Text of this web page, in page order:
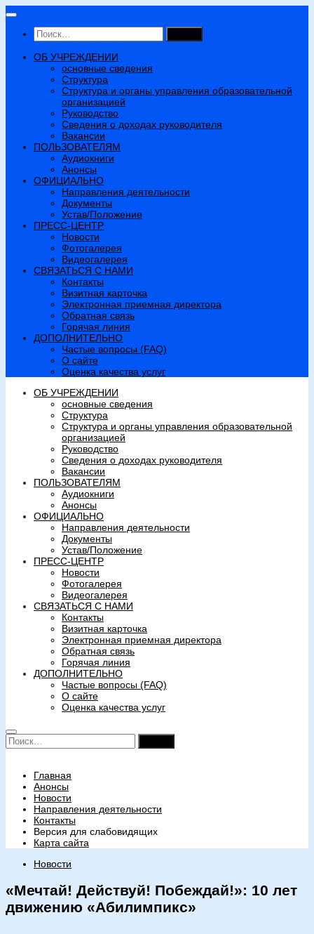
Перейти
содержимому
Найти:
ОБ УЧРЕЖДЕНИИ
основные сведения
Структура
Структура и органы управления образовательной
организацией
Руководство
Сведения о доходах руководителя
Вакансии
ПОЛЬЗОВАТЕЛЯМ
Аудиокниги
Анонсы
ОФИЦИАЛЬНО
Направления деятельности
Документы
Устав/Положение
ПРЕСС-ЦЕНТР
Новости
Фотогалерея
Видеогалерея
СВЯЗАТЬСЯ С НАМИ
Контакты
Визитная карточка
Электронная приемная директора
Обратная связь
Горячая линия
ДОПОЛНИТЕЛЬНО
Частые вопросы (FAQ)
О сайте
Оценка качества услуг
ОБ УЧРЕЖДЕНИИ
основные сведения
Структура
Структура и органы управления образовательной
организацией
Руководство
Сведения о доходах руководителя
Вакансии
ПОЛЬЗОВАТЕЛЯМ
Аудиокниги
Анонсы
ОФИЦИАЛЬНО
Направления деятельности
Документы
Устав/Положение
ПРЕСС-ЦЕНТР
Новости
Фотогалерея
Видеогалерея
СВЯЗАТЬСЯ С НАМИ
Контакты
Визитная карточка
Электронная приемная директора
Обратная связь
Горячая линия
ДОПОЛНИТЕЛЬНО
Частые вопросы (FAQ)
О сайте
Оценка качества услуг
Найти:
Главная
Анонсы
Новости
Направления деятельности
Контакты
Версия для слабовидящих
Карта сайта
Новости
«Мечтай! Действуй! Побеждай!»: 10 лет
движению «Абилимпикс»